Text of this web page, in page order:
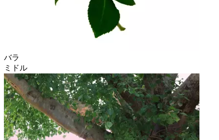
バラ
ミドル